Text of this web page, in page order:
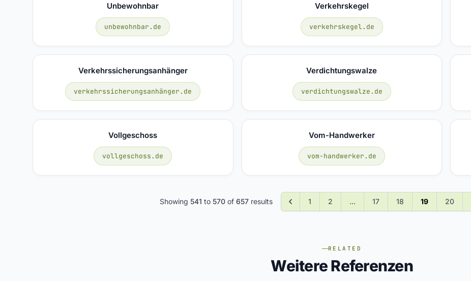
Unbewohnbar
unbewohnbar.de
Verkehrskegel
verkehrskegel.de
Verkehrssicherungsanhänger
verkehrssicherungsanhänger.de
Verdichtungswalze
verdichtungswalze.de
Vollgeschoss
vollgeschoss.de
Vom-Handwerker
vom-handwerker.de
Showing 541 to 570 of 657 results 1 2 ... 17 18 19 20
RELATED
Weitere Referenzen